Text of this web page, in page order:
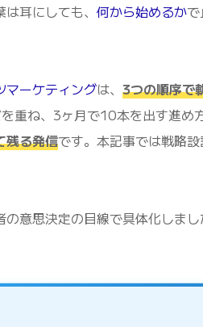
耳にしても、 何から始めるかで
マーケティングは、 3つの順序で
重ね、3ヶ月で10本を出す進め
残る発信です。本記事では戦略
意思決定の目線で具体化しま